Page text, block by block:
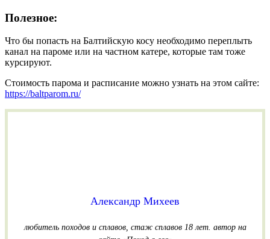
Полезное:
Что бы попасть на Балтийскую косу необходимо переплыть
канал на пароме или на частном катере, которые там тоже
курсируют.
Стоимость парома и расписание можно узнать на этом сайте:
https://baltparom.ru/
Александр Михеев
любитель походов и сплавов, стаж сплавов 18 лет. автор на